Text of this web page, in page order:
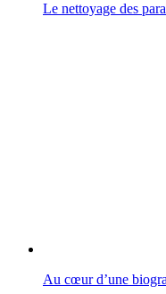
Le nettoyage des
Au cœur d’une